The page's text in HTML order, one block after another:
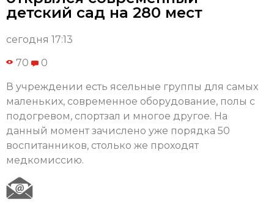
детский сад на 280 мест
сегодня 17:13
70 0
В учреждении есть ясельные группы для самых
маленьких, современное оборудование, полы с
подогревом, спортзал и многое другое. На
данный момент зачислено уже порядка 50
воспитанников, столько же проходят
медкомиссию.